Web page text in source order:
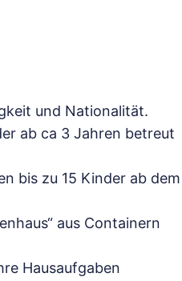
und Nationalität.
ab ca 3 Jahren betreut
bis zu 15 Kinder ab dem
aus Containern
Hausaufgaben